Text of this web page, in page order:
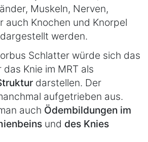
Muskeln, Nerven,
auch Knochen und Knorpel
werden.
Schlatter würde sich das
Knie im MRT als
darstellen. Der
aufgetrieben aus.
auch Ödembildungen im
und des Knies